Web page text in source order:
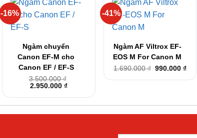
-16%
+
Ngàm chuyển
Canon EF-M cho
Canon EF / EF-S
3.500.000₫
Giá
là:
3.500.000 ₫.
2.950.000 ₫Giá
tại
là:
2.950.000 ₫.
-41%
+
Ngàm AF Viltrox EF-
EOS M For Canon M
1.690.000₫ Giá
là:
990.000₫Giá
hiện
tại